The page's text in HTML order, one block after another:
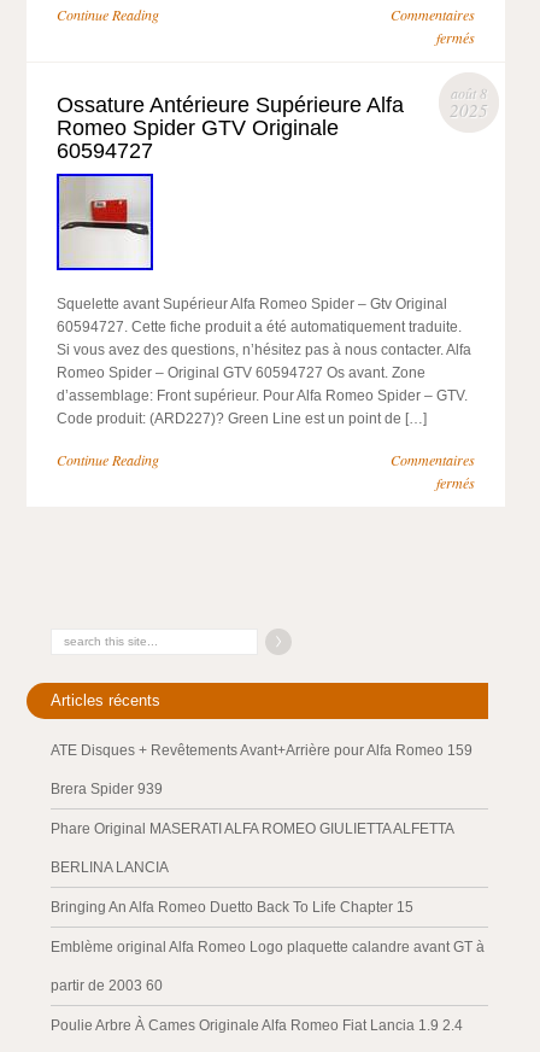
Continue Reading
Commentaires
fermés
août 8
2025
Ossature Antérieure Supérieure Alfa
Romeo Spider GTV Originale
60594727
Squelette avant Supérieur Alfa Romeo Spider – Gtv Original
60594727. Cette fiche produit a été automatiquement traduite.
Si vous avez des questions, n’hésitez pas à nous contacter. Alfa
Romeo Spider – Original GTV 60594727 Os avant. Zone
d’assemblage: Front supérieur. Pour Alfa Romeo Spider – GTV.
Code produit: (ARD227)? Green Line est un point de […]
Continue Reading
Commentaires
fermés
Articles récents
ATE Disques + Revêtements Avant+Arrière pour Alfa Romeo 159
Brera Spider 939
Phare Original MASERATI ALFA ROMEO GIULIETTA ALFETTA
BERLINA LANCIA
Bringing An Alfa Romeo Duetto Back To Life Chapter 15
Emblème original Alfa Romeo Logo plaquette calandre avant GT à
partir de 2003 60
Poulie Arbre À Cames Originale Alfa Romeo Fiat Lancia 1.9 2.4